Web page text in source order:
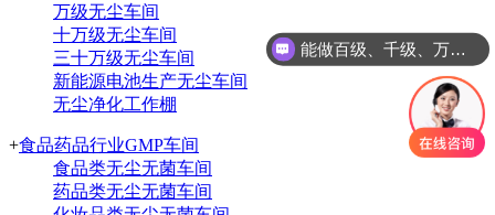
万级无尘车间
十万级无尘车间
三十万级无尘车间
新能源电池生产无尘车间
无尘净化工作棚
+食品药品行业GMP车间
食品类无尘无菌车间
药品类无尘无菌车间
能做百级、千级、万级、十万级、30万级别的净化车间